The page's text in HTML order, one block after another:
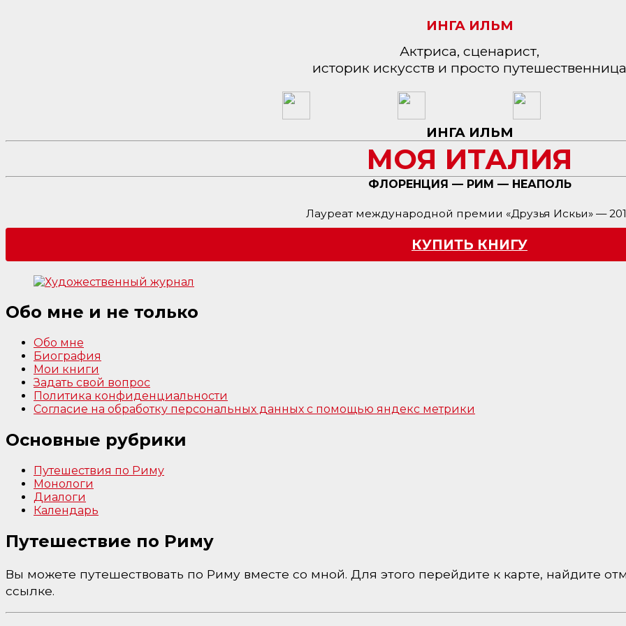
ИНГА ИЛЬМ
Актриса, сценарист,
историк искусств и просто путешественница
ИНГА ИЛЬМ
МОЯ ИТАЛИЯ
ФЛОРЕНЦИЯ — РИМ — НЕАПОЛЬ
Лауреат международной премии «Друзья Искьи» —
КУПИТЬ КНИГУ
Обо мне и не только
Обо мне
Биография
Мои книги
Задать свой вопрос
Политика конфиденциальности
Согласие на обработку персональных данных с помощью яндекс метрики
Основные рубрики
Путешествия по Риму
Монологи
Диалоги
Календарь
Путешествие по Риму
Вы можете путешествовать по Риму вместе со мной. Для этого перейдите к карте, найдите
ссылке.